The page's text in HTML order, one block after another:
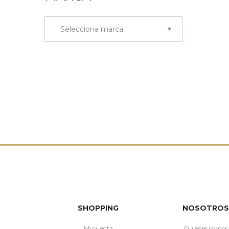
SHOPPING NOSOTROS